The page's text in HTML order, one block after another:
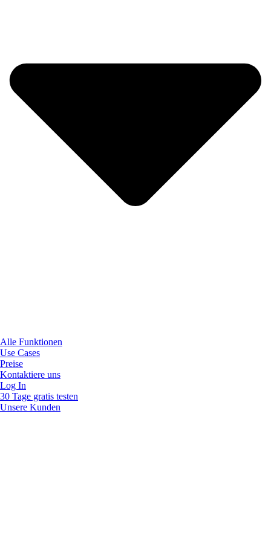
Alle Funktionen
Use Cases
Preise
Kontaktiere uns
Log In
30 Tage gratis testen
Unsere Kunden